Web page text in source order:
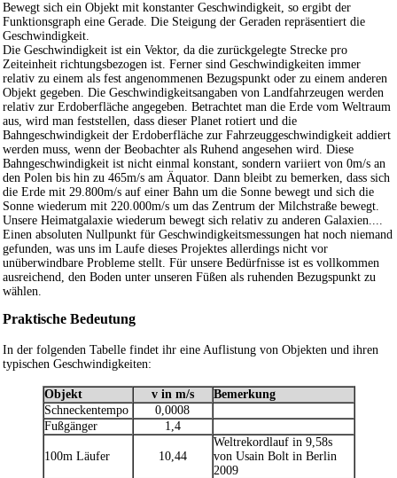
Bewegt sich ein Objekt mit konstanter Geschwindigkeit, so ergibt der
Funktionsgraph eine Gerade. Die Steigung der Geraden repräsentiert die
Geschwindigkeit.
Die Geschwindigkeit ist ein Vektor, da die zurückgelegte Strecke pro
Zeiteinheit richtungsbezogen ist. Ferner sind Geschwindigkeiten immer
relativ zu einem als fest angenommenen Bezugspunkt oder zu einem anderen
Objekt gegeben. Die Geschwindigkeitsangaben von Landfahrzeugen werden
relativ zur Erdoberfläche angegeben. Betrachtet man die Erde vom Weltraum
aus, wird man feststellen, dass dieser Planet rotiert und die
Bahngeschwindigkeit der Erdoberfläche zur Fahrzeuggeschwindigkeit addiert
werden muss, wenn der Beobachter als Ruhend angesehen wird. Diese
Bahngeschwindigkeit ist nicht einmal konstant, sondern variiert von 0m/s an
den Polen bis hin zu 465m/s am Äquator. Dann bleibt zu bemerken, dass sich
die Erde mit 29.800m/s auf einer Bahn um die Sonne bewegt und sich die
Sonne wiederum mit 220.000m/s um das Zentrum der Milchstraße bewegt.
Unsere Heimatgalaxie wiederum bewegt sich relativ zu anderen Galaxien....
Einen absoluten Nullpunkt für Geschwindigkeitsmessungen hat noch niemand
gefunden, was uns im Laufe dieses Projektes allerdings nicht vor
unüberwindbare Probleme stellt. Für unsere Bedürfnisse ist es vollkommen
ausreichend, den Boden unter unseren Füßen als ruhenden Bezugspunkt zu
wählen.
Praktische Bedeutung
In der folgenden Tabelle findet ihr eine Auflistung von Objekten und ihren
typischen Geschwindigkeiten:
Objekt v in m/s
Bemerkung
Schneckentempo
0,0008
Fußgänger
1,4
100m Läufer 10,44
Weltrekordlauf in 9,58s
von Usain Bolt in Berlin
2009